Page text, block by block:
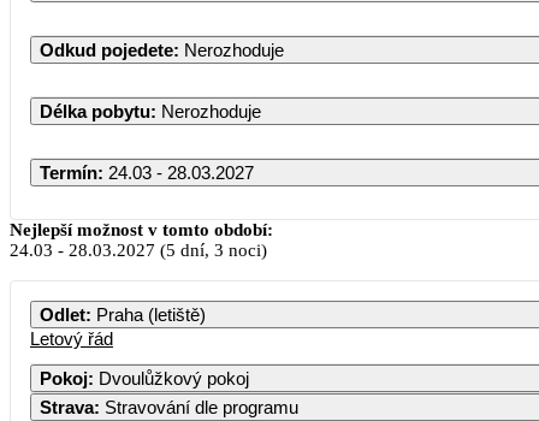
Odkud pojedete: Nerozhoduje
Délka pobytu: Nerozhoduje
Termín: 24.03 - 28.03.2027
Nejlepší možnost v tomto období:
24.03 - 28.03.2027 (5 dní, 3 noci)
Odlet: Praha (letiště)
Letový řád
Pokoj: Dvoulůžkový pokoj
Strava: Stravování dle programu